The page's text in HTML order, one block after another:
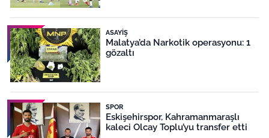
ASAYIŞ
Malatya’da Narkotik operasyonu: 1
gözaltı
SPOR
Eskişehirspor, Kahramanmaraşlı
kaleci Olcay Toplu’yu transfer etti